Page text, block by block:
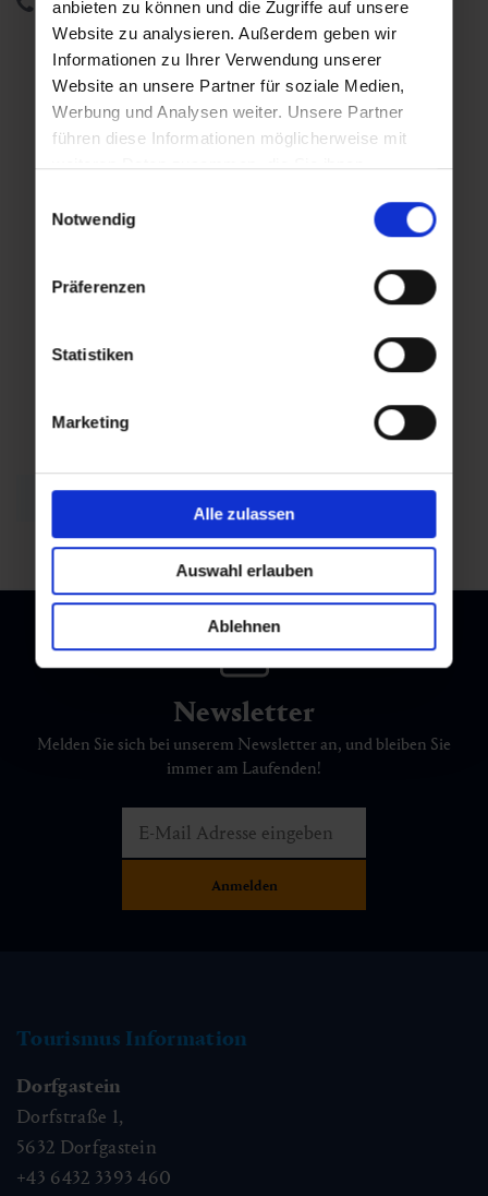
anbieten zu können und die Zugriffe auf unsere
Website zu analysieren. Außerdem geben wir
Informationen zu Ihrer Verwendung unserer
Website an unsere Partner für soziale Medien,
Werbung und Analysen weiter. Unsere Partner
führen diese Informationen möglicherweise mit
weiteren Daten zusammen, die Sie ihnen
Nutzung der Dienste gesammelt haben.
Notwendig
Präferenzen
Statistiken
Marketing
Alle zulassen
Auswahl erlauben
Ablehnen
Weitere Veranstaltungstage
Fr,
16:00
Fr,
Zurück zur Übersicht
Newsletter
Melden Sie sich bei unserem Newsletter an, und bleiben Sie
immer am Laufenden!
Tourismus Information
Dorfgastein
Dorfstraße 1,
5632 Dorfgastein
+43 6432 3393 460